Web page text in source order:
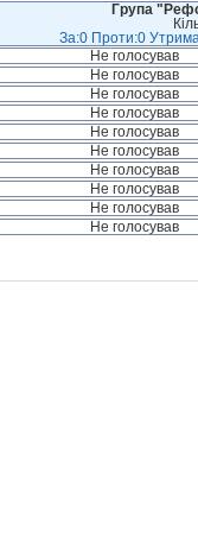
Група
За:0 Проти:0
Не голосував
Не голосував
Не голосував
Не голосував
Не голосував
Не голосував
Не голосував
Не голосував
Не голосував
Не голосував